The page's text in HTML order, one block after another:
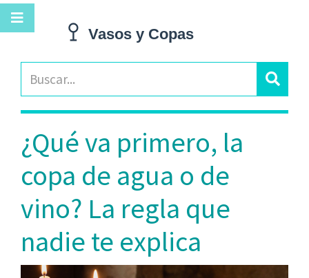
¿Qué va primero, la
copa de agua o de
vino? La regla que
nadie te explica